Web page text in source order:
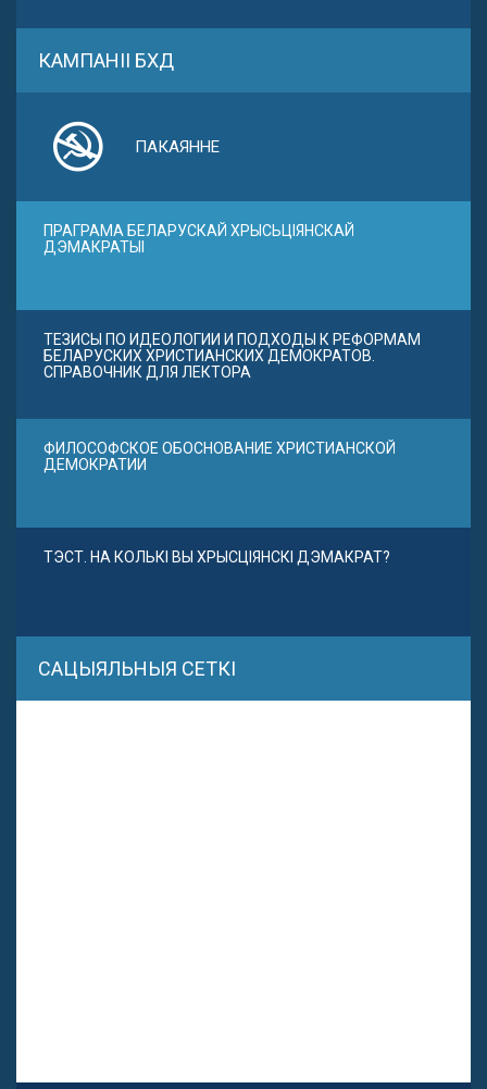
КАМПАНІІ БХД
ПАКАЯННЕ
ПРАГРАМА БЕЛАРУСКАЙ ХРЫСЬЦІЯНСКАЙ
ДЭМАКРАТЫІ
ТЕЗИСЫ ПО ИДЕОЛОГИИ И ПОДХОДЫ К РЕФОРМАМ
БЕЛАРУСКИХ ХРИСТИАНСКИХ ДЕМОКРАТОВ.
СПРАВОЧНИК ДЛЯ ЛЕКТОРА
ФИЛОСОФСКОЕ ОБОСНОВАНИЕ ХРИСТИАНСКОЙ
ДЕМОКРАТИИ
ТЭСТ. НА КОЛЬКІ ВЫ ХРЫСЦІЯНСКІ ДЭМАКРАТ?
САЦЫЯЛЬНЫЯ СЕТКІ